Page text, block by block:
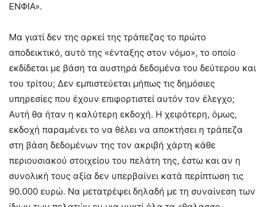
ΕΝΦΙΑ».
Μα γιατί δεν της αρκεί της τράπεζας το πρώτο
αποδεικτικό, αυτό της «ένταξης στον νόμο», το οποίο
εκδίδεται με βάση τα αυστηρά δεδομένα του δεύτερου και
του τρίτου; Δεν εμπιστεύεται μήπως τις δημόσιες
υπηρεσίες που έχουν επιφορτιστεί αυτόν τον έλεγχο;
Αυτή θα ήταν η καλύτερη εκδοχή. Η χειρότερη, όμως,
εκδοχή παραμένει το να θέλει να αποκτήσει η τράπεζα
στη βάση δεδομένων της τον ακριβή χάρτη κάθε
περιουσιακού στοιχείου του πελάτη της, έστω και αν η
συνολική τους αξία δεν υπερβαίνει κατά περίπτωση τις
90.000 ευρώ. Να μετατρέψει δηλαδή με τη συναίνεση των